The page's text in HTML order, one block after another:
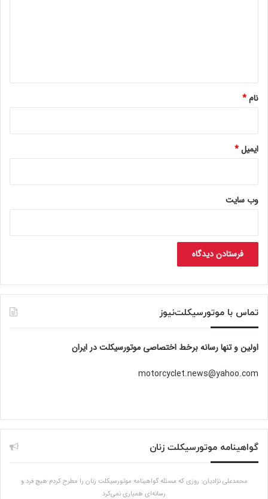
نام*
ایمیل*
وب‌ سایت
تماس با موتورسیکلت‌نیوز
اولین و تنها رسانه برخط اختصاصی موتورسیکلت در ایران
motorcyclet.news@yahoo.com
گواهینامه موتورسیکلت زنان
محمدعلی نژادیان: روزی که مسئله گواهینامه موتورسیکلت زنان را مطرح کردم هیچ فرد و
رسانه‌ای همیاری نمی‌کرد